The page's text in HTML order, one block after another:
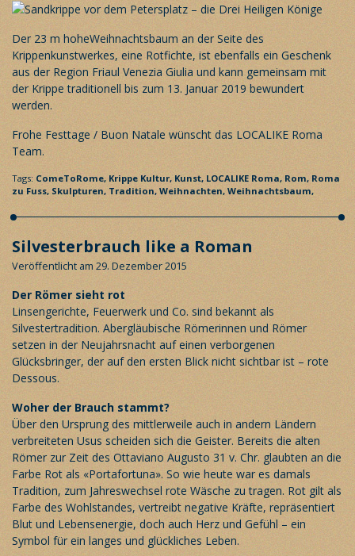
Der 23 m hoheWeihnachtsbaum an der Seite des
Krippenkunstwerkes, eine Rotfichte, ist ebenfalls ein Geschenk
aus der Region Friaul Venezia Giulia und kann gemeinsam mit
der Krippe traditionell bis zum 13. Januar 2019 bewundert
werden.
Frohe Festtage / Buon Natale wünscht das LOCALIKE Roma
Team.
Tags: ComeToRome, Krippe Kultur, Kunst, LOCALIKE Roma, Rom, Roma
zu Fuss,Skulpturen, Tradition, Weihnachten, Weihnachtsbaum,
Silvesterbrauch like a Roman
Veröffentlicht am 29. Dezember 2015
Der Römer sieht rot
Linsengerichte, Feuerwerk und Co. sind bekannt als
Silvestertradition. Abergläubische Römerinnen und Römer
setzen in der Neujahrsnacht auf einen verborgenen
Glücksbringer, der auf den ersten Blick nicht sichtbar ist – rote
Dessous.
Woher der Brauch stammt?
Über den Ursprung des mittlerweile auch in andern Ländern
verbreiteten Usus scheiden sich die Geister. Bereits die alten
Römer zur Zeit des Ottaviano Augusto 31 v. Chr. glaubten an die
Farbe Rot als «Portafortuna». So wie heute war es damals
Tradition, zum Jahreswechsel rote Wäsche zu tragen. Rot gilt als
Farbe des Wohlstandes, vertreibt negative Kräfte, repräsentiert
Blut und Lebensenergie, doch auch Herz und Gefühl – ein
Symbol für ein langes und glückliches Leben.